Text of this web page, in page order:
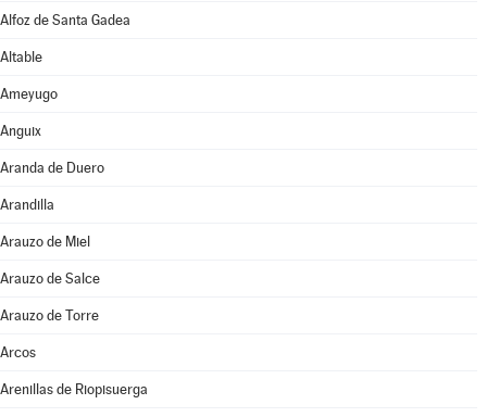
Alfoz de Santa Gadea
Altable
Ameyugo
Anguix
Aranda de Duero
Arandilla
Arauzo de Miel
Arauzo de Salce
Arauzo de Torre
Arcos
Arenillas de Riopisuerga